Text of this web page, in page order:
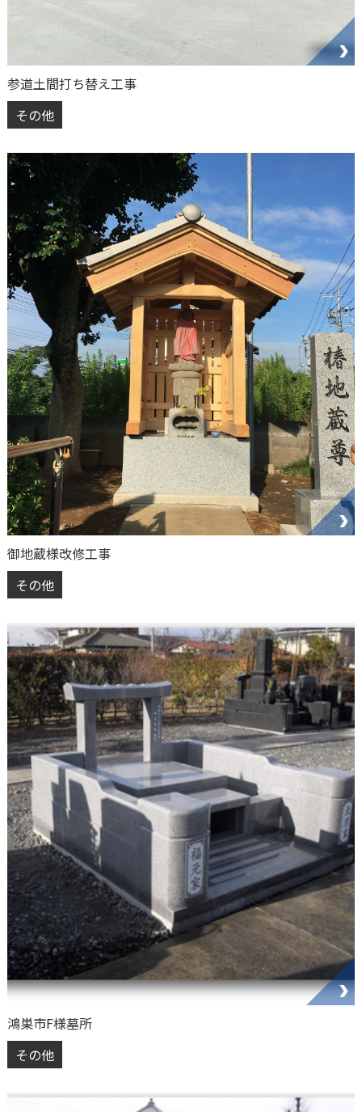
参道土間打ち替え工事
その他
御地蔵様改修工事
その他
鴻巣市F様墓所
その他